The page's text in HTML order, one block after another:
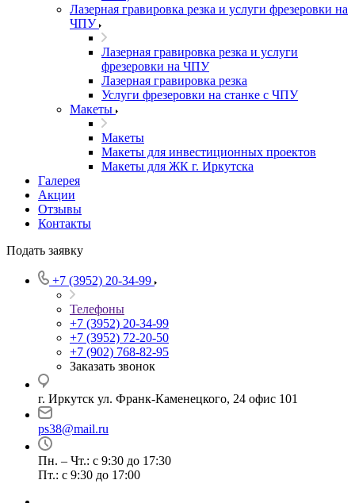
Лазерная гравировка резка и услуги фрезеровки на
ЧПУ
Лазерная гравировка резка и услуги
фрезеровки на ЧПУ
Лазерная гравировка резка
Услуги фрезеровки на станке с ЧПУ
Макеты
Макеты
Макеты для инвестиционных проектов
Макеты для ЖК г. Иркутска
Галерея
Акции
Отзывы
Контакты
Подать заявку
+7 (3952) 20-34-99
Телефоны
+7 (3952) 20-34-99
+7 (3952) 72-20-50
+7 (902) 768-82-95
Заказать звонок
г. Иркутск ул. Франк-Каменецкого, 24 офис 101
ps38@mail.ru
Пн. – Чт.: с 9:30 до 17:30
Пт.: с 9:30 до 17:00